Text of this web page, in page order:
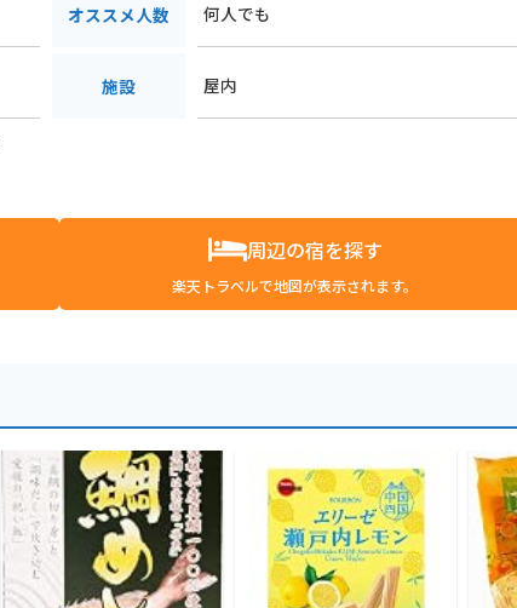
オススメ人数 何人でも
施設 屋内
周辺の宿を探す
楽天トラベルで地図が表示されます。